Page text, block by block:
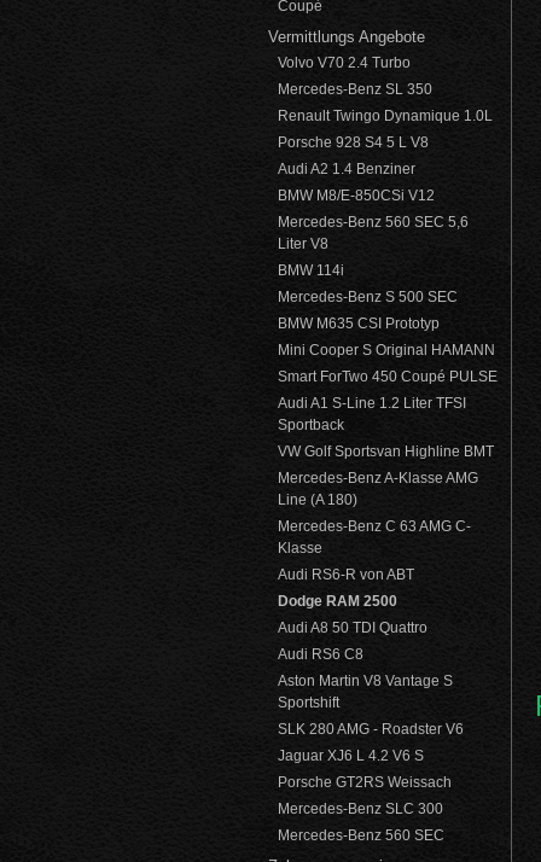
Coupé
Vermittlungs Angebote
Volvo V70 2.4 Turbo
Mercedes-Benz SL 350
Renault Twingo Dynamique 1.0L
Porsche 928 S4 5 L V8
Audi A2 1.4 Benziner
BMW M8/E-850CSi V12
Mercedes-Benz 560 SEC 5,6
Liter V8
BMW 114i
Mercedes-Benz S 500 SEC
BMW M635 CSI Prototyp
Mini Cooper S Original HAMANN
Smart ForTwo 450 Coupé PULSE
Audi A1 S-Line 1.2 Liter TFSI
Sportback
VW Golf Sportsvan Highline BMT
Mercedes-Benz A-Klasse AMG
Line (A 180)
Mercedes-Benz C 63 AMG C-
Klasse
Audi RS6-R von ABT
Dodge RAM 2500
Audi A8 50 TDI Quattro
Audi RS6 C8
Aston Martin V8 Vantage S
Sportshift
SLK 280 AMG - Roadster V6
Jaguar XJ6 L 4.2 V6 S
Porsche GT2RS Weissach
Mercedes-Benz SLC 300
Mercedes-Benz 560 SEC